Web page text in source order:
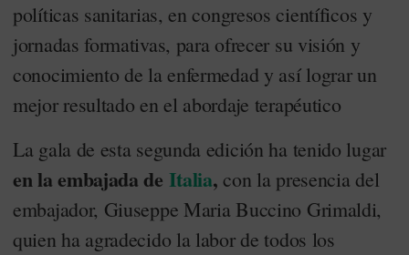
políticas sanitarias, en congresos científicos y
jornadas formativas, para ofrecer su visión y
conocimiento de la enfermedad y así lograr un
mejor resultado en el abordaje terapéutico
La gala de esta segunda edición ha tenido lugar
en la embajada de Italia, con la presencia del
embajador, Giuseppe Maria Buccino Grimaldi,
quien ha agradecido la labor de todos los